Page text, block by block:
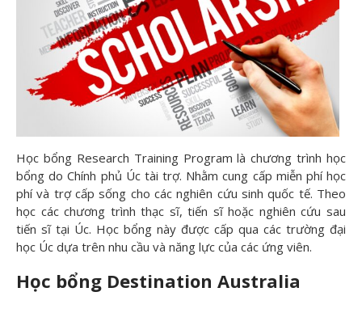
Học bổng Research Training Program là chương trình học
bổng do Chính phủ Úc tài trợ. Nhằm cung cấp miễn phí học
phí và trợ cấp sống cho các nghiên cứu sinh quốc tế. Theo
học các chương trình thạc sĩ, tiến sĩ hoặc nghiên cứu sau
tiến sĩ tại Úc. Học bổng này được cấp qua các trường đại
học Úc dựa trên nhu cầu và năng lực của các ứng viên.
Học bổng Destination Australia